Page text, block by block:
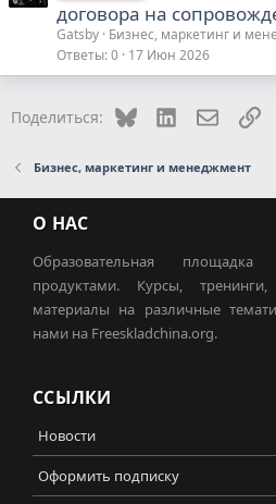
договора на
Gatsby Бизнес, маркетинг и
Ответы 0 17 Июн 2026
Поделиться: Bluesky LinkedIn
Бизнес, маркетинг и менеджмент
О НАС
Образовательная
продуктами. Курсы,
материалы на различные
нами на Freeskladchina.org.
ССЫЛКИ
Новости
Оформить подписку